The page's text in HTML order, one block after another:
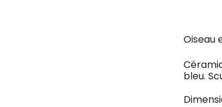
Oiseau
bleu.